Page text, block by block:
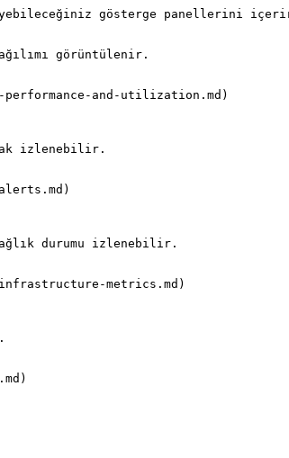
gösterge panellerini
and-utilization.md)
metrics.md)